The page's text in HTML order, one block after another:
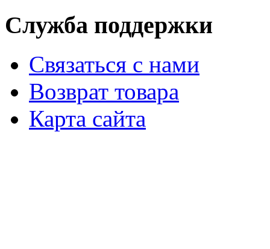
Служба поддержки
Связаться с нами
Возврат товара
Карта сайта